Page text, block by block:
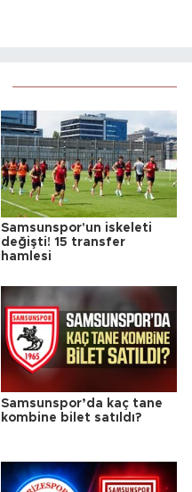
Samsunspor'un iskeleti
değişti! 15 transfer
hamlesi
Samsunspor’da kaç tane
kombine bilet satıldı?